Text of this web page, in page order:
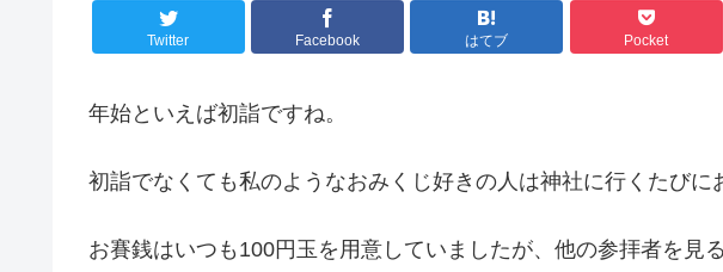
Twitter Facebook はてブ Pocket
年始といえば初詣ですね。
初詣でなくても私のようなおみくじ好きの人は神社に行くたびに
お賽銭はいつも100円玉を用意していましたが、他の参拝者を見